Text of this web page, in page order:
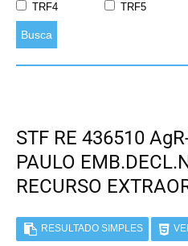
TRF4
TRF5
Busca
STF RE 436510
PAULO
RECURSO
RESULTADO SIMPLES